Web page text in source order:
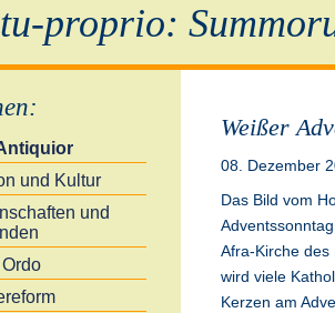
proprio:
:
und Kultur
und
Weißer
08. Dezember
Das Bild vom
Afra-Kirche des
wird viele
Kerzen am